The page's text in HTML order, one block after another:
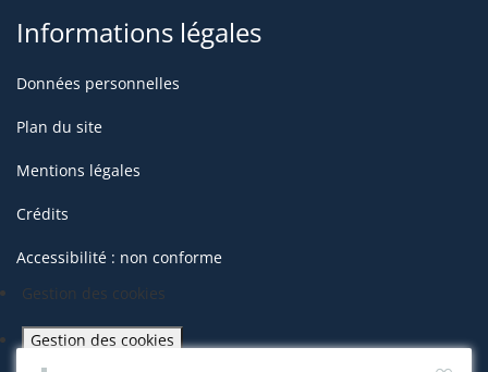
Informations légales
Données personnelles
Plan du site
Mentions légales
Crédits
Accessibilité : non conforme
Gestion des cookies
Gestion des cookies